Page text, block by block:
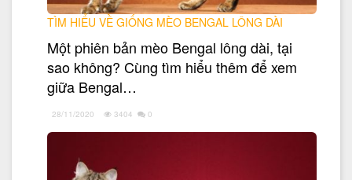
TÌM HIỂU VỀ GIỐNG MÈO BENGAL LÔNG DÀI
Một phiên bản mèo Bengal lông dài, tại
sao không? Cùng tìm hiểu thêm để xem
giữa Bengal…
28/11/2020 3404 0